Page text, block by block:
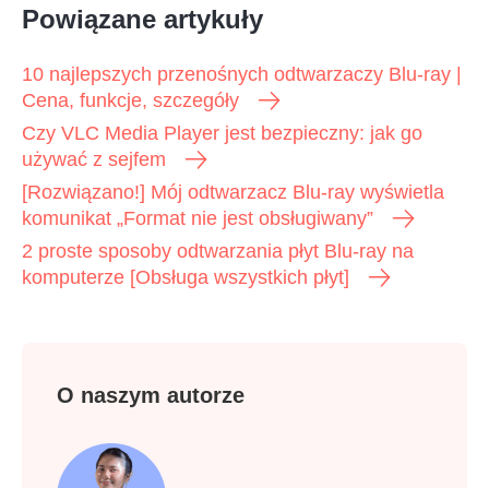
Powiązane artykuły
10 najlepszych przenośnych odtwarzaczy Blu-ray |
Cena, funkcje, szczegóły
Czy VLC Media Player jest bezpieczny: jak go
używać z sejfem
[Rozwiązano!] Mój odtwarzacz Blu-ray wyświetla
komunikat „Format nie jest obsługiwany”
2 proste sposoby odtwarzania płyt Blu-ray na
komputerze [Obsługa wszystkich płyt]
O naszym autorze